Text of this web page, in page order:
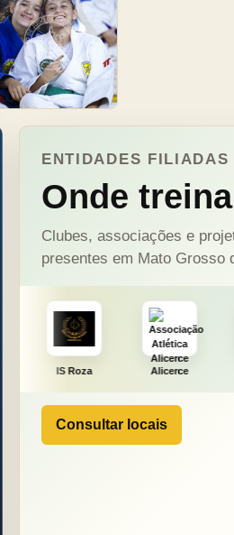
ENTIDADES FILIADAS
Onde
Clubes, associações e
presentes em Mato Grosso
Alicerce J. Futuro
Consultar locais